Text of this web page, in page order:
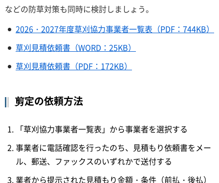
などの防草対策も同時に検討しましょう。
2026・2027年度草刈協力事業者一覧表（PDF：744KB）
草刈見積依頼書（WORD：25KB）
草刈見積依頼書（PDF：172KB）
剪定の依頼方法
「草刈協力事業者一覧表」から事業者を選択する
事業者に電話確認を行ったのち、見積もり依頼書をメー
ル、郵送、ファックスのいずれかで送付する
業者から提示された見積もり金額・条件（前払・後払）